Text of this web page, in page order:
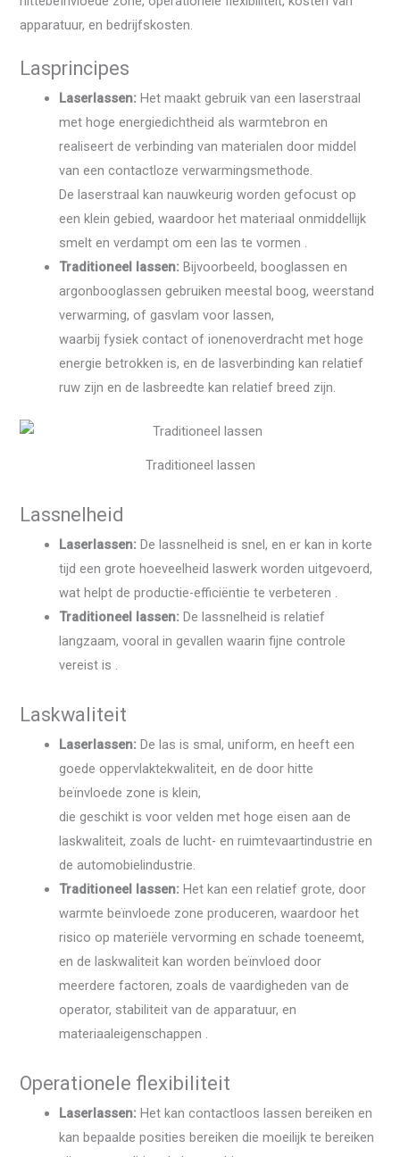
apparatuur, en bedrijfskosten.
Lasprincipes
Laserlassen:Het maakt gebruik van een laserstraal
met hoge energiedichtheid als warmtebron en
realiseert de verbinding van materialen door middel
van een contactloze verwarmingsmethode.
De laserstraal kan nauwkeurig worden gefocust op
een klein gebied, waardoor het materiaal onmiddellijk
smelt en verdampt om een ​​las te vormen .
Traditioneel lassen: Bijvoorbeeld, booglassen en
argonbooglassen gebruiken meestal boog, weerstand
verwarming, of gasvlam voor lassen,
waarbij fysiek contact of ionenoverdracht met hoge
energie betrokken is, en de lasverbinding kan relatief
ruw zijn en de lasbreedte kan relatief breed zijn.
Traditioneel lassen
Lassnelheid
Laserlassen: De lassnelheid is snel, en er kan in korte
tijd een grote hoeveelheid laswerk worden uitgevoerd,
wat helpt de productie-efficiëntie te verbeteren .
Traditioneel lassen: De lassnelheid is relatief
langzaam, vooral in gevallen waarin fijne controle
vereist is .
Laskwaliteit
Laserlassen:De las is smal, uniform, en heeft een
goede oppervlaktekwaliteit, en de door hitte
beïnvloede zone is klein,
die geschikt is voor velden met hoge eisen aan de
laskwaliteit, zoals de lucht- en ruimtevaartindustrie en
de automobielindustrie.
Traditioneel lassen: Het kan een relatief grote, door
warmte beïnvloede zone produceren, waardoor het
risico op materiële vervorming en schade toeneemt,
en de laskwaliteit kan worden beïnvloed door
meerdere factoren, zoals de vaardigheden van de
operator, stabiliteit van de apparatuur, en
materiaaleigenschappen .
Operationele flexibiliteit
Laserlassen: Het kan contactloos lassen bereiken en
kan bepaalde posities bereiken die moeilijk te bereiken